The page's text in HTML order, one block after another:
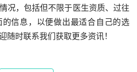
况，包括但不限于医生资质、过往
信息，以便做出最适合自己的选
随时联系我们获取更多资讯！